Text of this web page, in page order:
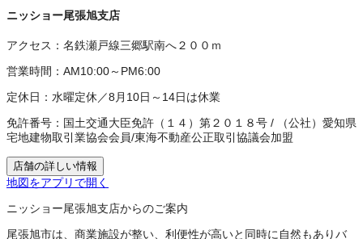
ニッショー尾張旭支店
アクセス： 名鉄瀬戸線三郷駅南へ２００ｍ
営業時間： AM10:00～PM6:00
定休日： 水曜定休／8月10日～14日は休業
免許番号： 国土交通大臣免許（１４）第２０１８号 /
（公社）愛知県
宅地建物取引業協会会員/東海不動産公正取引協議会加盟
店舗の詳しい情報
地図をアプリで開く
ニッショー尾張旭支店からのご案内
尾張旭市は、商業施設が整い、利便性が高いと同時に自然もありバ